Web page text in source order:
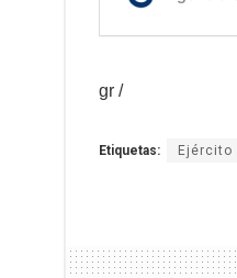
gr /
Etiquetas: Ejército